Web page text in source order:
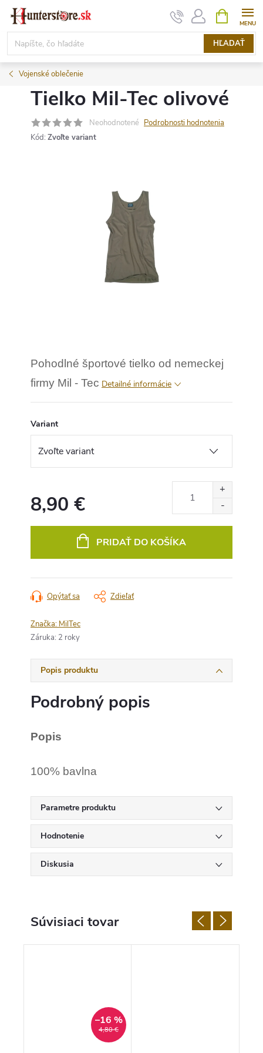
Prejsť
obsah
HĽADAŤ
KOŠÍK
Vojenské oblečenie
Tielko Mil-Tec olivové
Neohodnotené Podrobnosti hodnotenia
Kód: Zvoľte variant
Pohodlné športové tielko od nemeckej
firmy Mil - Tec Detailné informácie
Variant
8,90 €
PRIDAŤ DO KOŠÍKA
Opýtať sa Zdieľať
Značka: MilTec
Záruka: 2 roky
Popis produktu
Podrobný popis
Popis
100% bavlna
Parametre produktu
Hodnotenie
Diskusia
Súvisiaci tovar
4,80 €
–16 %